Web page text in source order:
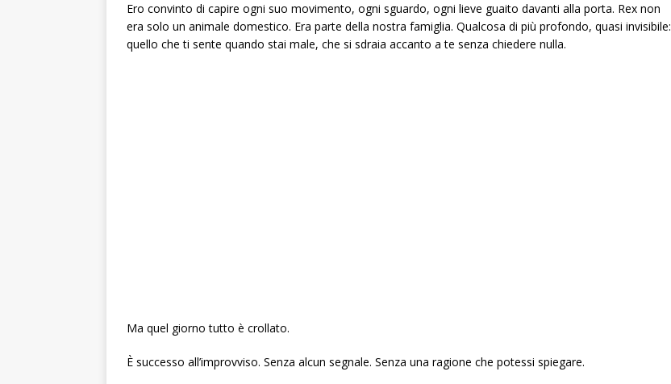
Ero convinto di capire ogni suo movimento, ogni sguardo, ogni lieve guaito davanti alla porta. Rex non
era solo un animale domestico. Era parte della nostra famiglia. Qualcosa di più profondo, quasi invisibile:
quello che ti sente quando stai male, che si sdraia accanto a te senza chiedere nulla.
Ma quel giorno tutto è crollato.
È successo all’improvviso. Senza alcun segnale. Senza una ragione che potessi spiegare.